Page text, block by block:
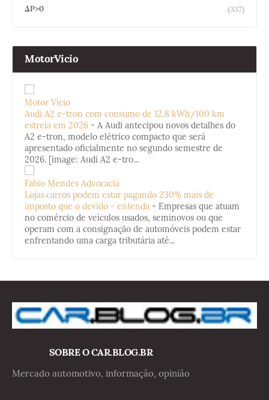
ΔP>0
(337)
MotorVicio
Motor Vício
Audi A2 e-tron com consumo de 12,8 kWh/100 km
estreia em 2026 - A Audi antecipou novos detalhes do
A2 e-tron, modelo elétrico compacto que será
apresentado oficialmente no segundo semestre de
2026. [image: Audi A2 e-tro...
Fabio Mendes Advocacia
Lojas carros podem estar pagando 230% mais de
imposto que o devido - entenda - Empresas que atuam
no comércio de veículos usados, seminovos ou que
operam com a consignação de automóveis podem estar
enfrentando uma carga tributária até...
SOBRE O CAR.BLOG.BR
Mercado automotivo, informação, opinião